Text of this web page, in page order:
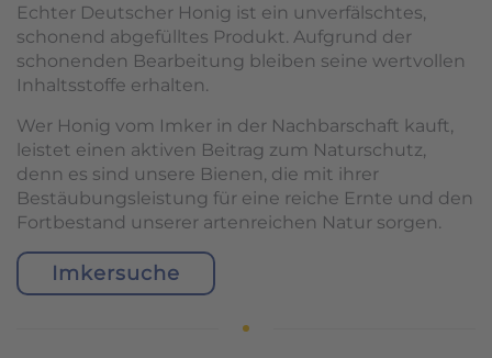
Echter Deutscher Honig ist ein unverfälschtes,
schonend abgefülltes Produkt. Aufgrund der
schonenden Bearbeitung bleiben seine wertvollen
Inhaltsstoffe erhalten.
Wer Honig vom Imker in der Nachbarschaft kauft,
leistet einen aktiven Beitrag zum Naturschutz,
denn es sind unsere Bienen, die mit ihrer
Bestäubungsleistung für eine reiche Ernte und den
Fortbestand unserer artenreichen Natur sorgen.
Imkersuche